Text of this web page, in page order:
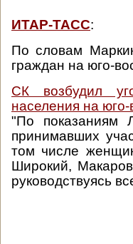
ИТАР-ТАСС:
По словам
граждан на юго-
СК возбудил
населения на
"По показаниям
принимавших
том числе
Широкий,
руководствуясь